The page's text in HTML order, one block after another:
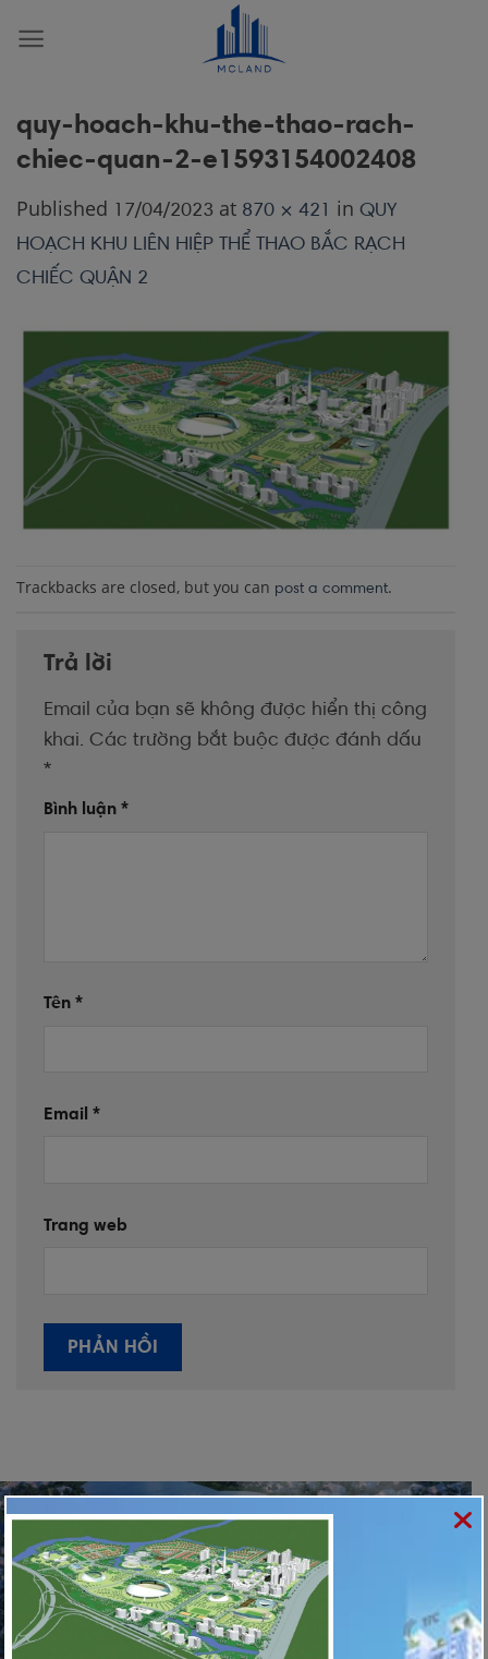
quy-hoach-khu-the-thao-rach-
chiec-quan-2-e1593154002408
Published
17/04/2023 at 870 × 421 in QUY
HOẠCH KHU LIÊN HIỆP THỂ THAO BẮC RẠCH
CHIẾC QUẬN 2
Trackbacks are closed, but you can post a comment.
Trả lời
Email của bạn sẽ không được hiển thị công
khai. Các trường bắt buộc được đánh dấu
*
Bình luận *
Tên *
Email *
Trang web